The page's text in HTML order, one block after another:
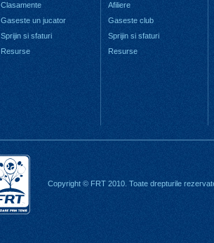
Clasamente
Gaseste un jucator
Sprijin si sfaturi
Resurse
Afiliere
Gaseste club
Sprijin si sfaturi
Resurse
Copyright © FRT 2010. Toate drepturile